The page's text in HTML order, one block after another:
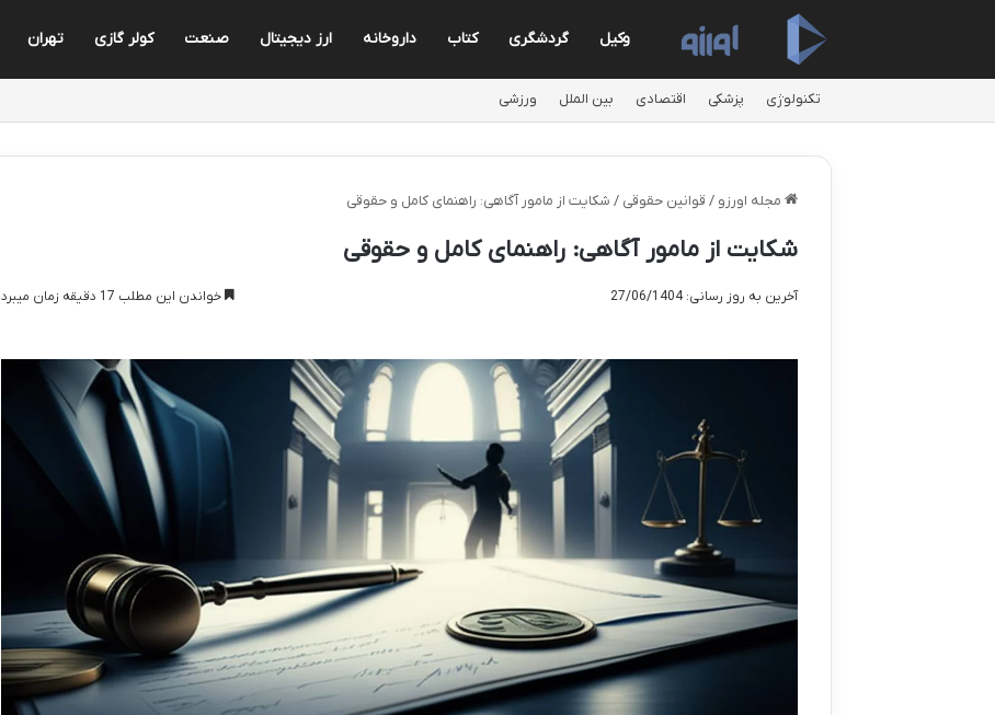
وکیل گردشگری کتاب داروخانه ارز دیجیتال صنعت کولر گازی تهران
تکنولوژی پزشکی اقتصادی بین الملل ورزشی
مجله اورزو / قوانین حقوقی / شکایت از مامور آگاهی: راهنمای کامل و حقوقی
شکایت از مامور آگاهی: راهنمای کامل و حقوقی
آخرین به روز رسانی: 27/06/1404 خواندن این مطلب 17 دقیقه زمان میبرد